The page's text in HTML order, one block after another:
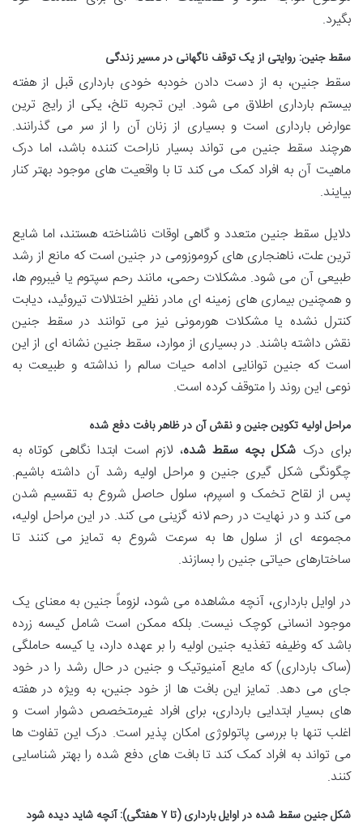
بگیرد.
سقط جنین: روایتی از یک توقف ناگهانی در مسیر زندگی
سقط جنین، به از دست دادن خودبه خودی بارداری قبل از هفته
بیستم بارداری اطلاق می شود. این تجربه تلخ، یکی از رایج ترین
عوارض بارداری است و بسیاری از زنان آن را از سر می گذرانند.
هرچند سقط جنین می تواند بسیار ناراحت کننده باشد، اما درک
ماهیت آن به افراد کمک می کند تا با واقعیت های موجود بهتر کنار
بیایند.
دلایل سقط جنین متعدد و گاهی اوقات ناشناخته هستند، اما شایع
ترین علت، ناهنجاری های کروموزومی در جنین است که مانع از رشد
طبیعی آن می شود. مشکلات رحمی، مانند رحم سپتوم یا فیبروم ها،
و همچنین بیماری های زمینه ای مادر نظیر اختلالات تیروئید، دیابت
کنترل نشده یا مشکلات هورمونی نیز می توانند در سقط جنین
نقش داشته باشند. در بسیاری از موارد، سقط جنین نشانه ای از این
است که جنین توانایی ادامه حیات سالم را نداشته و طبیعت به
نوعی این روند را متوقف کرده است.
مراحل اولیه تکوین جنین و نقش آن در ظاهر بافت دفع شده
برای درک شکل بچه سقط شده، لازم است ابتدا نگاهی کوتاه به
چگونگی شکل گیری جنین و مراحل اولیه رشد آن داشته باشیم.
پس از لقاح تخمک و اسپرم، سلول حاصل شروع به تقسیم شدن
می کند و در نهایت در رحم لانه گزینی می کند. در این مراحل اولیه،
مجموعه ای از سلول ها به سرعت شروع به تمایز می کنند تا
ساختارهای حیاتی جنین را بسازند.
در اوایل بارداری، آنچه مشاهده می شود، لزوماً جنین به معنای یک
موجود انسانی کوچک نیست. بلکه ممکن است شامل کیسه زرده
باشد که وظیفه تغذیه جنین اولیه را بر عهده دارد، یا کیسه حاملگی
(ساک بارداری) که مایع آمنیوتیک و جنین در حال رشد را در خود
جای می دهد. تمایز این بافت ها از خود جنین، به ویژه در هفته
های بسیار ابتدایی بارداری، برای افراد غیرمتخصص دشوار است و
اغلب تنها با بررسی پاتولوژی امکان پذیر است. درک این تفاوت ها
می تواند به افراد کمک کند تا بافت های دفع شده را بهتر شناسایی
کنند.
شکل جنین سقط شده در اوایل بارداری (تا ۷ هفتگی): آنچه شاید دیده شود